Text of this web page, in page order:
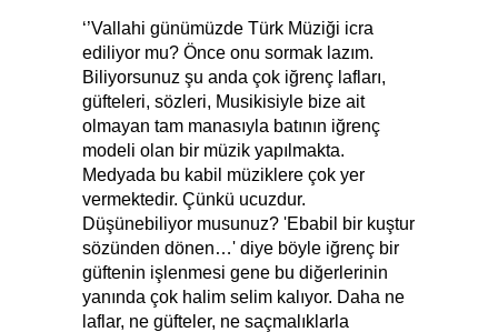
‘’Vallahi günümüzde Türk Müziği icra
ediliyor mu? Önce onu sormak lazım.
Biliyorsunuz şu anda çok iğrenç lafları,
güfteleri, sözleri, Musikisiyle bize ait
olmayan tam manasıyla batının iğrenç
modeli olan bir müzik yapılmakta.
Medyada bu kabil müziklere çok yer
vermektedir. Çünkü ucuzdur.
Düşünebiliyor musunuz? 'Ebabil bir kuştur
sözünden dönen…' diye böyle iğrenç bir
güftenin işlenmesi gene bu diğerlerinin
yanında çok halim selim kalıyor. Daha ne
laflar, ne güfteler, ne saçmalıklarla